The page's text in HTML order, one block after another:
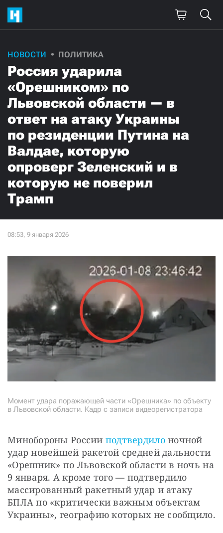
НОВОСТИ ПОЛИТИКА
Россия ударила
«Орешником» по
Львовской области — в
ответ на атаку Украины
по резиденции Путина на
Валдае, которую
опроверг Зеленский и в
которую не поверил
Трамп
Момент удара поражающей части «Орешника» по объекту
в Львовской области. Кадр с записи видеорегистратора
Минобороны России подтвердило ночной
удар новейшей ракетой средней дальности
«Орешник» по Львовской области в ночь на
9 января. А кроме того — подтвердило
массированный ракетный удар и атаку
БПЛА по «критически важным объектам
Украины», географию которых не сообщило.